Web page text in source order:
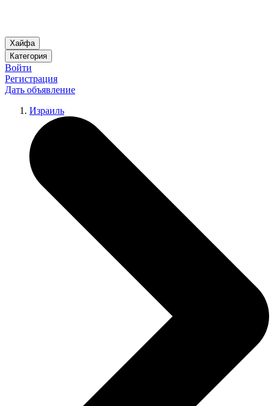
Хайфа
Категория
Войти
Регистрация
Дать объявление
Израиль